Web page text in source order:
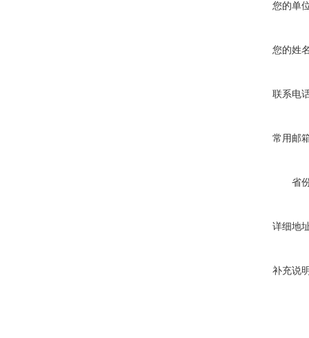
您的单
您的姓
联系电
常用邮
省
详细地
补充说